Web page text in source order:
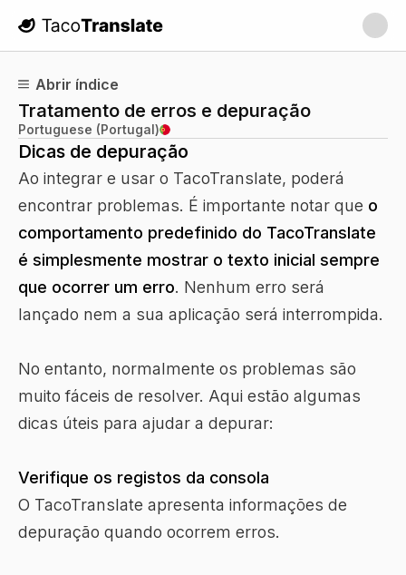
TacoTranslate
Abrir índice
Tratamento de erros e depuração
Portuguese (Portugal)
Dicas de depuração
Ao integrar e usar o TacoTranslate, poderá
encontrar problemas. É importante notar que o
comportamento predefinido do TacoTranslate
é simplesmente mostrar o texto inicial sempre
que ocorrer um erro. Nenhum erro será
lançado nem a sua aplicação será interrompida.
No entanto, normalmente os problemas são
muito fáceis de resolver. Aqui estão algumas
dicas úteis para ajudar a depurar:
Verifique os registos da consola
O TacoTranslate apresenta informações de
depuração quando ocorrem erros.